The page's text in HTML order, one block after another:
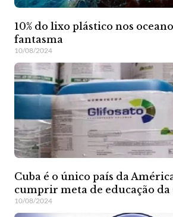
10% do lixo plástico nos
fantasma
10/08/2024
Cuba é o único país da
cumprir meta de educação da
10/08/2024